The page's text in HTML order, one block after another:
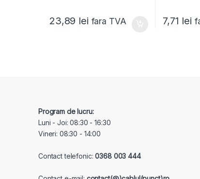
23,89 lei fara TVA 7,71 lei
Program de lucru:
Luni - Joi: 08:30 - 16:30
Vineri: 08:30 - 14:00
Contact telefonic:0368 003 444